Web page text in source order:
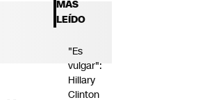
MÁS
LEÍDO
"Es
vulgar":
Hillary
Clinton